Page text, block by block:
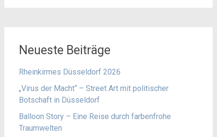
Neueste Beiträge
Rheinkirmes Düsseldorf 2026
„Virus der Macht“ – Street Art mit politischer
Botschaft in Düsseldorf
Balloon Story – Eine Reise durch farbenfrohe
Traumwelten